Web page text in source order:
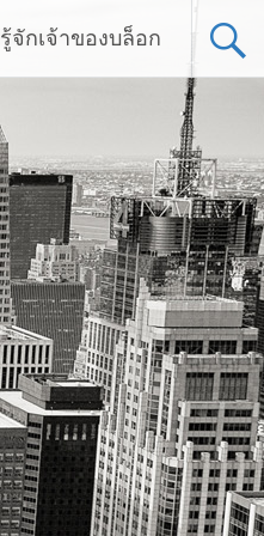
รู้จักเจ้าของบล็อก